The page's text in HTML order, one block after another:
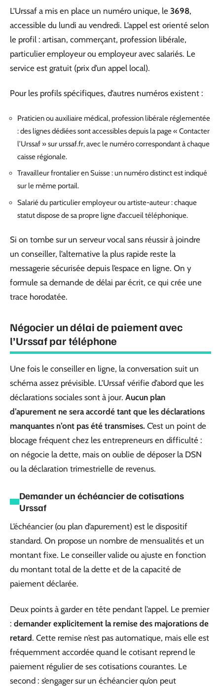
L’Urssaf a mis en place un numéro unique, le 3698,
accessible du lundi au vendredi. L’appel est orienté selon
le profil : artisan, commerçant, profession libérale,
particulier employeur ou employeur avec salariés. Le
service est gratuit (prix d’un appel local).
Pour les profils spécifiques, d’autres numéros existent :
Praticien ou auxiliaire médical, profession libérale réglementée
: des lignes dédiées sont accessibles depuis la page « Contacter
l’Urssaf » sur urssaf.fr, avec le numéro correspondant à chaque
caisse régionale.
Travailleur frontalier en Suisse : un numéro distinct est indiqué
sur le même portail.
Salarié du particulier employeur ou artiste-auteur : chaque
statut dispose de sa propre ligne d’accueil téléphonique.
Si on tombe sur un serveur vocal sans réussir à joindre
un conseiller, l’alternative la plus rapide reste la
messagerie sécurisée depuis l’espace en ligne. On y
formule sa demande de délai par écrit, ce qui crée une
trace horodatée.
Négocier un délai de paiement avec
l’Urssaf par téléphone
Une fois le conseiller en ligne, la conversation suit un
schéma assez prévisible. L’Urssaf vérifie d’abord que les
déclarations sociales sont à jour. Aucun plan
d’apurement ne sera accordé tant que les déclarations
manquantes n’ont pas été transmises. C’est un point de
blocage fréquent chez les entrepreneurs en difficulté :
on négocie la dette, mais on oublie de déposer la DSN
ou la déclaration trimestrielle de revenus.
Demander un échéancier de cotisations
Urssaf
L’échéancier (ou plan d’apurement) est le dispositif
standard. On propose un nombre de mensualités et un
montant fixe. Le conseiller valide ou ajuste en fonction
du montant total de la dette et de la capacité de
paiement déclarée.
Deux points à garder en tête pendant l’appel. Le premier
: demander explicitement la remise des majorations de
retard. Cette remise n’est pas automatique, mais elle est
fréquemment accordée quand le cotisant reprend le
paiement régulier de ses cotisations courantes. Le
second : s’engager sur un échéancier qu’on peut